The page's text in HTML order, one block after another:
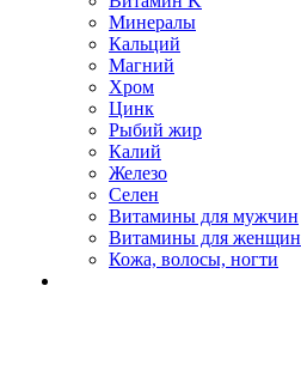
Минералы
Кальций
Магний
Хром
Цинк
Рыбий жир
Калий
Железо
Селен
Витамины для мужчин
Витамины для женщин
Кожа, волосы, ногти